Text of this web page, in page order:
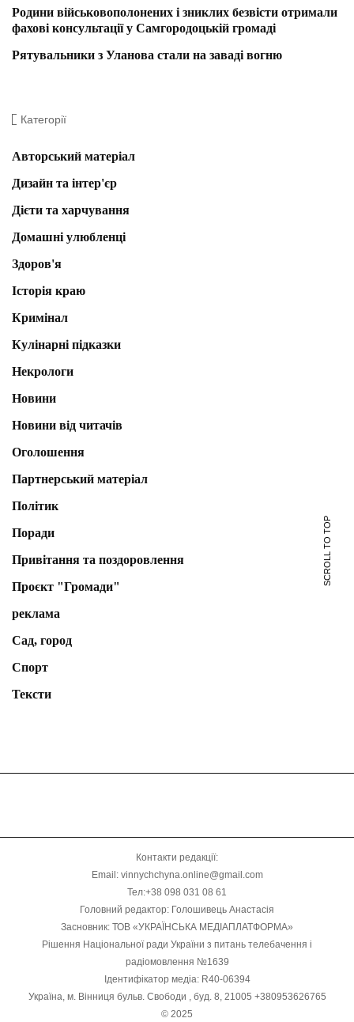
Родини військовополонених і зниклих безвісти отримали
фахові консультації у Самгородоцькій громаді
Рятувальники з Уланова стали на заваді вогню
Категорії
Авторський матеріал
Дизайн та інтер'єр
Дієти та харчування
Домашні улюбленці
Здоров'я
Історія краю
Кримінал
Кулінарні підказки
Некрологи
Новини
Новини від читачів
Оголошення
Партнерський матеріал
Політик
Поради
Привітання та поздоровлення
Проєкт "Громади"
реклама
Сад, город
Спорт
Тексти
SCROLL TO TOP
Контакти редакції:
Email: vinnychchyna.online@gmail.com
Тел:+38 098 031 08 61
Головний редактор: Голошивець Анастасія
Засновник: ТОВ «УКРАЇНСЬКА МЕДІАПЛАТФОРМА»
Рішення Національної ради України з питань телебачення і
радіомовлення №1639
Ідентифікатор медіа: R40-06394
Україна, м. Вінниця бульв. Свободи , буд. 8, 21005 +380953626765
© 2025